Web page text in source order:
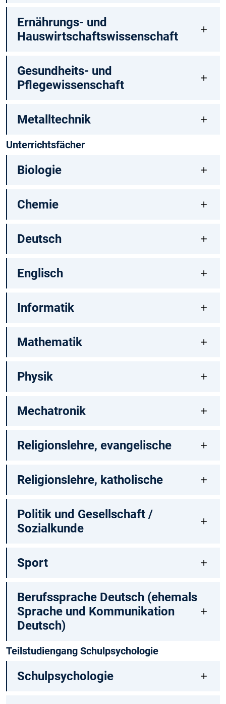
Ernährungs- und
Hauswirtschaftswissenschaft
Gesundheits- und
Pflegewissenschaft
Metalltechnik
Unterrichtsfächer
Biologie
Chemie
Deutsch
Englisch
Informatik
Mathematik
Physik
Mechatronik
Religionslehre, evangelische
Religionslehre, katholische
Politik und Gesellschaft /
Sozialkunde
Sport
Berufssprache Deutsch (ehemals
Sprache und Kommunikation
Deutsch)
Teilstudiengang Schulpsychologie
Schulpsychologie